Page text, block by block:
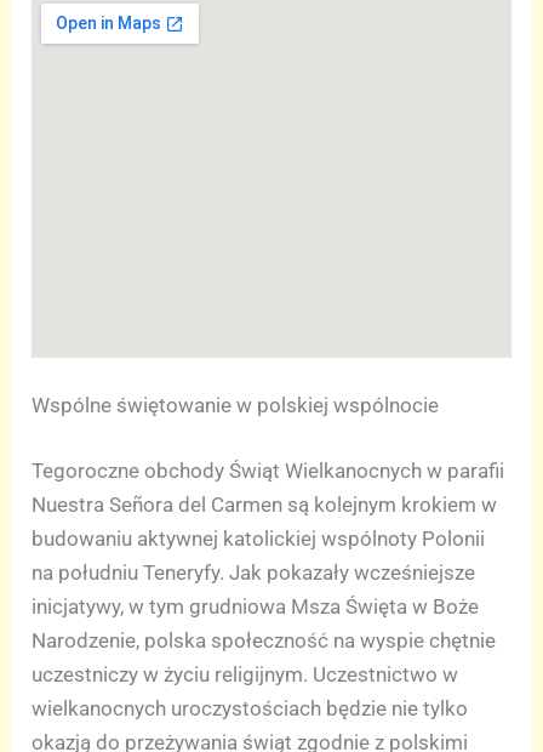
Wspólne świętowanie w polskiej wspólnocie
Tegoroczne obchody Świąt Wielkanocnych w parafii
Nuestra Señora del Carmen są kolejnym krokiem w
budowaniu aktywnej katolickiej wspólnoty Polonii
na południu Teneryfy. Jak pokazały wcześniejsze
inicjatywy, w tym grudniowa Msza Święta w Boże
Narodzenie, polska społeczność na wyspie chętnie
uczestniczy w życiu religijnym. Uczestnictwo w
wielkanocnych uroczystościach będzie nie tylko
okazją do przeżywania świąt zgodnie z polskimi